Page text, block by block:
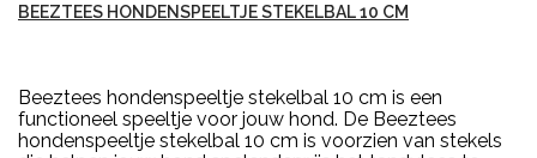
BEEZTEES HONDENSPEELTJE STEKELBAL 10 CM
Beeztees hondenspeeltje stekelbal 10 cm is een
functioneel speeltje voor jouw hond. De Beeztees
hondenspeeltje stekelbal 10 cm is voorzien van stekels